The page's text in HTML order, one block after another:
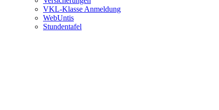
VKL-Klasse Anmeldung
WebUntis
Stundentafel